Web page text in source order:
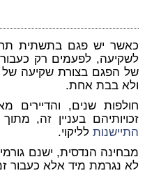
כאשר יש פגם בתשתית
לשקיעה, לפעמים רק
של הפגם בצורת שקיעה של
ולא בבת אחת.
חולפות שנים, והדיירים
זכויותיהם בעניין זה,
התיישנותלליקוי.
מבחינה הנדסית, ישנם
לא נגרמת מיד אלא כעבור